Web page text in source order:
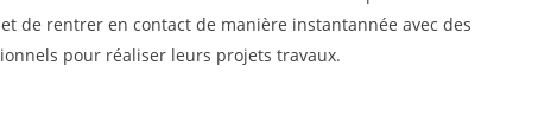
de rentrer en contact de manière instantannée avec des
pour réaliser leurs projets travaux.